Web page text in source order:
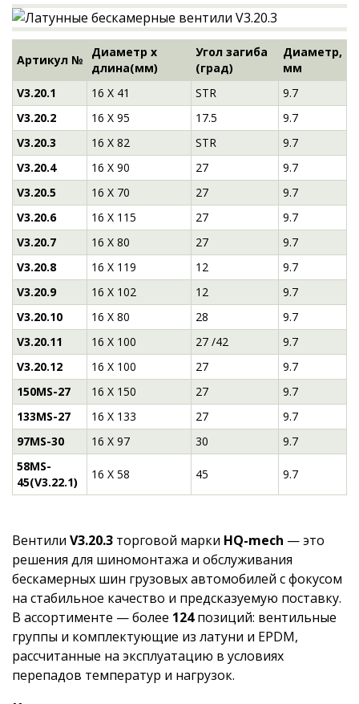
Артикул №
Диаметр х
длина(мм)
Угол загиба
(град)
Диаметр,
мм
V3.20.1
16 Х 41 STR
9.7
V3.20.2
16 Х 95 17.5
9.7
V3.20.3
16 Х 82 STR
9.7
V3.20.4
16 Х 90 27
9.7
V3.20.5
16 Х 70 27
9.7
V3.20.6
16 Х 115 27
9.7
V3.20.7
16 Х 80 27
9.7
V3.20.8
16 Х 119 12
9.7
V3.20.9
16 Х 102 12
9.7
V3.20.10
16 Х 80 28
9.7
V3.20.11
16 Х 100 27 /42
9.7
V3.20.12
16 Х 100 27
9.7
150MS-27
16 Х 150 27
9.7
133MS-27
16 Х 133 27
9.7
97MS-30
16 Х 97 30
9.7
58MS-
45(V3.22.1)
16 Х 58 45 9.7
Вентили V3.20.3 торговой марки HQ-mech — это
решения для шиномонтажа и обслуживания
бескамерных шин грузовых автомобилей с фокусом
на стабильное качество и предсказуемую поставку.
В ассортименте — более 124позиций: вентильные
группы и комплектующие из латуни и EPDM,
рассчитанные на эксплуатацию в условиях
перепадов температур и нагрузок.